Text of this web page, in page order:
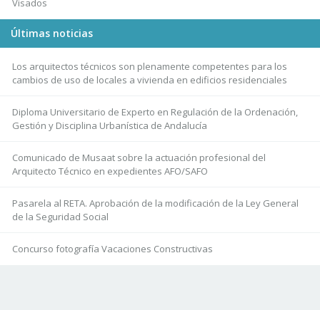
Visados
Últimas noticias
Los arquitectos técnicos son plenamente competentes para los
cambios de uso de locales a vivienda en edificios residenciales
Diploma Universitario de Experto en Regulación de la Ordenación,
Gestión y Disciplina Urbanística de Andalucía
Comunicado de Musaat sobre la actuación profesional del
Arquitecto Técnico en expedientes AFO/SAFO
Pasarela al RETA. Aprobación de la modificación de la Ley General
de la Seguridad Social
Concurso fotografía Vacaciones Constructivas